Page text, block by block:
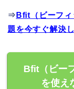
⇒ Bfit（ビーフ
題を今すぐ解決
Bfit（ビー
を使え